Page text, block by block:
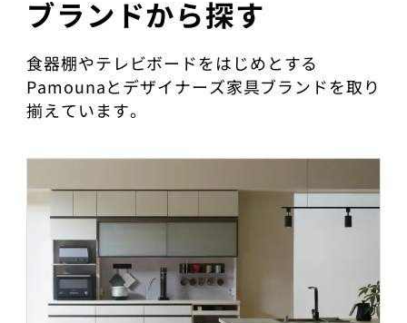
ブランドから探す
食器棚やテレビボードをはじめとする
Pamounaとデザイナーズ家具ブランドを取り
揃えています。